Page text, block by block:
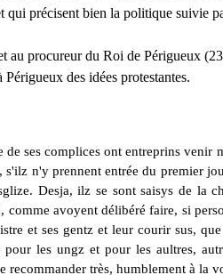
précisent bien la politique suivie
au procureur du Roi de Périgueux
des idées protestantes.
ses complices ont entreprins venir
s'ilz n'y prennent entrée du premier
Desja, ilz se sont saisys de la
avoyent délibéré faire, si
et ses gentz et leur courir sus,
les ungz et pour les aultres,
recommander très, humblement à la